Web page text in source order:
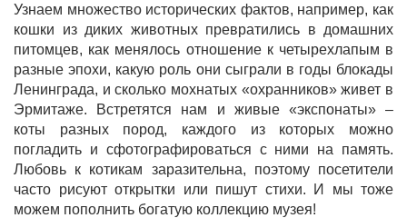
Узнаем множество исторических фактов, например, как
кошки из диких животных превратились в домашних
питомцев, как менялось отношение к четырехлапым в
разные эпохи, какую роль они сыграли в годы блокады
Ленинграда, и сколько мохнатых «охранников» живет в
Эрмитаже. Встретятся нам и живые «экспонаты» –
коты разных пород, каждого из которых можно
погладить и сфотографироваться с ними на память.
Любовь к котикам заразительна, поэтому посетители
часто рисуют открытки или пишут стихи. И мы тоже
можем пополнить богатую коллекцию музея!